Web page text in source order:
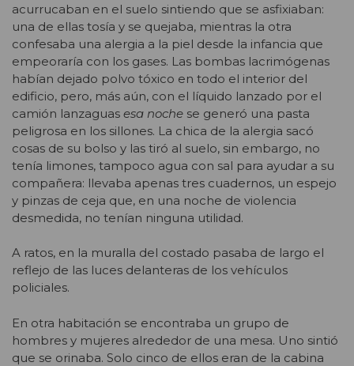
acurrucaban en el suelo sintiendo que se asfixiaban:
una de ellas tosía y se quejaba, mientras la otra
confesaba una alergia a la piel desde la infancia que
empeoraría con los gases. Las bombas lacrimógenas
habían dejado polvo tóxico en todo el interior del
edificio, pero, más aún, con el líquido lanzado por el
camión lanzaguas esa noche se generó una pasta
peligrosa en los sillones. La chica de la alergia sacó
cosas de su bolso y las tiró al suelo, sin embargo, no
tenía limones, tampoco agua con sal para ayudar a su
compañera: llevaba apenas tres cuadernos, un espejo
y pinzas de ceja que, en una noche de violencia
desmedida, no tenían ninguna utilidad.
A ratos, en la muralla del costado pasaba de largo el
reflejo de las luces delanteras de los vehículos
policiales.
En otra habitación se encontraba un grupo de
hombres y mujeres alrededor de una mesa. Uno sintió
que se orinaba. Solo cinco de ellos eran de la cabina